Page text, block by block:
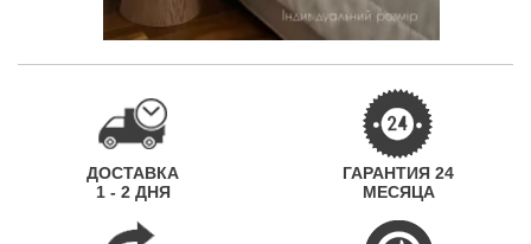
ДОСТАВКА
1 - 2 ДНЯ
ГАРАНТИЯ 24
МЕСЯЦА